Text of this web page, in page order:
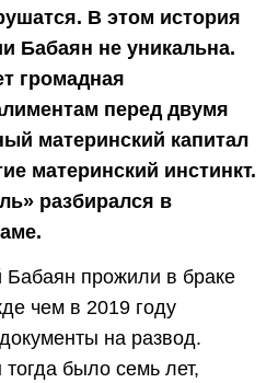
В этом история
Бабаян не уникальна.
громадная
перед двумя
материнский капитал
материнский инстинкт.
разбирался в
Бабаян прожили в браке
чем в 2019 году
на развод.
было семь лет,